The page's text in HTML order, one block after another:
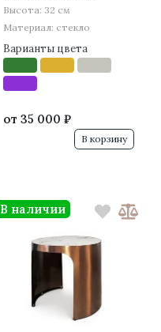
Высота: 32 см
Материал: стекло
Варианты цвета
от 35 000 ₽
В корзину
В наличии